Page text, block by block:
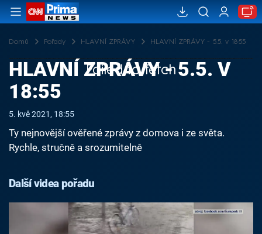
Domů Pořady HLAVNÍ ZPRÁVY HLAVNÍ ZPRÁVY - 5.5. v 18:55
Failed to fetch
HLAVNÍ ZPRÁVY - 5.5. V
18:55
5. kvě 2021, 18:55
Ty nejnovější ověřené zprávy z domova i ze světa.
Rychle, stručně a srozumitelně
Další videa pořadu